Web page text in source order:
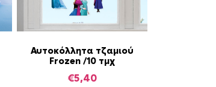
Αυτοκόλλητα τζαμιού
Frozen /10 τμχ
€5,40